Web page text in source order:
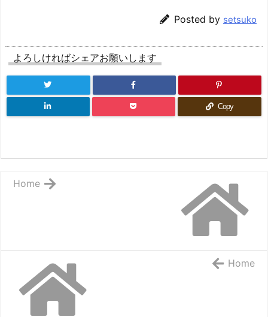
Posted by setsuko
よろしければシェアお願いします
Copy
Home
Home